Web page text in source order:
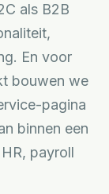
als B2B
En voor
bouwen we
pagina
binnen een
payroll